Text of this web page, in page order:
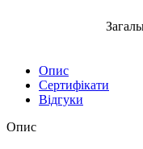
Опис
Сертифікати
Відгуки
Опис